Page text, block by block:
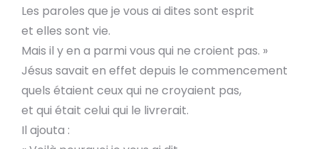
Les paroles que je vous ai dites sont esprit
et elles sont vie.
Mais il y en a parmi vous qui ne croient pas. »
Jésus savait en effet depuis le commencement
quels étaient ceux qui ne croyaient pas,
et qui était celui qui le livrerait.
Il ajouta :